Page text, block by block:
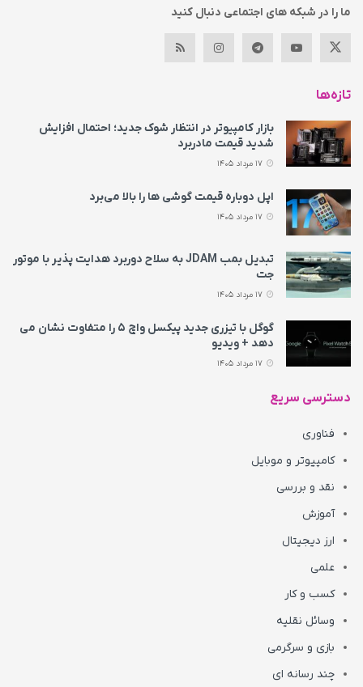
ما را در شبکه های اجتماعی دنبال کنید
تازه‌ها
بازار کامپیوتر در انتظار شوک جدید؛ احتمال افزایش
شدید قیمت مادربرد
اپل دوباره قیمت‌ گوشی ها را بالا می‌برد
تبدیل بمب JDAM به سلاح دوربرد هدایت پذیر با موتور
جت
گوگل با تیزری جدید پیکسل واچ ۵ را متفاوت نشان می‌
دهد + ویدیو
دسترسی سریع
فناوری
کامپیوتر و موبایل
نقد و بررسی
آموزش
ارز دیجیتال
علمی
کسب و کار
وسائل نقلیه
بازی و سرگرمی
چند رسانه ای